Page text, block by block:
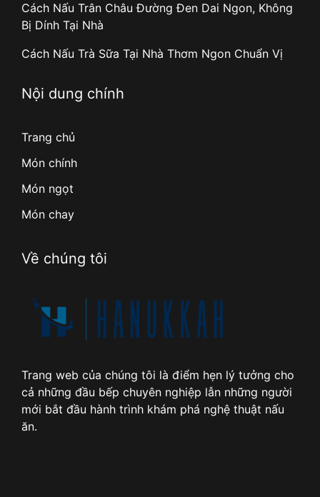
Cách Nấu Trân Châu Đường Đen Dai Ngon, Không
Bị Dính Tại Nhà
Cách Nấu Trà Sữa Tại Nhà Thơm Ngon Chuẩn Vị
Nội dung chính
Trang chủ
Món chính
Món ngọt
Món chay
Về chúng tôi
Trang web của chúng tôi là điểm hẹn lý tưởng cho
cả những đầu bếp chuyên nghiệp lẫn những người
mới bắt đầu hành trình khám phá nghệ thuật nấu
ăn.